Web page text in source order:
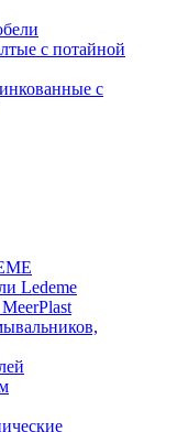
с потайной
с
Ledeme